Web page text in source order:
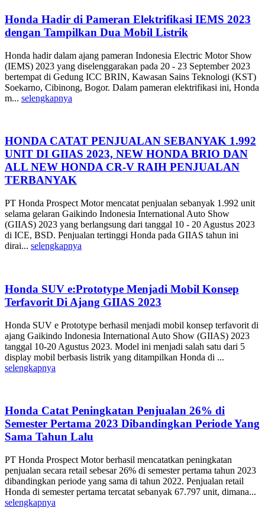
Honda Hadir di Pameran Elektrifikasi IEMS 2023
dengan Tampilkan Dua Mobil Listrik
Honda hadir dalam ajang pameran Indonesia Electric Motor Show
(IEMS) 2023 yang diselenggarakan pada 20 - 23 September 2023
bertempat di Gedung ICC BRIN, Kawasan Sains Teknologi (KST)
Soekarno, Cibinong, Bogor. Dalam pameran elektrifikasi ini, Honda
m... selengkapnya
HONDA CATAT PENJUALAN SEBANYAK 1.992
UNIT DI GIIAS 2023, NEW HONDA BRIO DAN
ALL NEW HONDA CR-V RAIH PENJUALAN
TERBANYAK
PT Honda Prospect Motor mencatat penjualan sebanyak 1.992 unit
selama gelaran Gaikindo Indonesia International Auto Show
(GIIAS) 2023 yang berlangsung dari tanggal 10 - 20 Agustus 2023
di ICE, BSD. Penjualan tertinggi Honda pada GIIAS tahun ini
dirai... selengkapnya
Honda SUV e:Prototype Menjadi Mobil Konsep
Terfavorit Di Ajang GIIAS 2023
Honda SUV e Prototype berhasil menjadi mobil konsep terfavorit di
ajang Gaikindo Indonesia International Auto Show (GIIAS) 2023
tanggal 10-20 Agustus 2023. Model ini menjadi salah satu dari 5
display mobil berbasis listrik yang ditampilkan Honda di ...
selengkapnya
Honda Catat Peningkatan Penjualan 26% di
Semester Pertama 2023 Dibandingkan Periode Yang
Sama Tahun Lalu
PT Honda Prospect Motor berhasil mencatatkan peningkatan
penjualan secara retail sebesar 26% di semester pertama tahun 2023
dibandingkan periode yang sama di tahun 2022. Penjualan retail
Honda di semester pertama tercatat sebanyak 67.797 unit, dimana...
selengkapnya